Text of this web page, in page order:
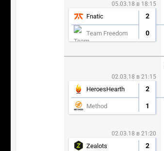
05.03.18 в 18:15
Fnatic 2
Team Freedom 0
02.03.18 в 21:15
HeroesHearth 2
Method 1
02.03.18 в 21:20
Zealots 2